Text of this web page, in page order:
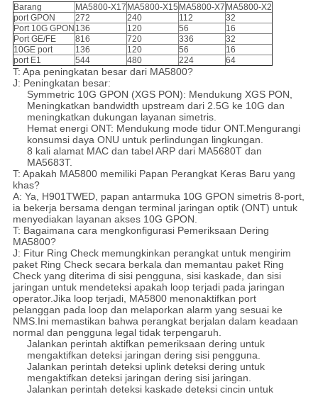
Barang MA5800-X17 MA5800-X15 MA5800-X7 MA5800-X2
port GPON
272 240 112
32
Port 10G GPON 136 120 56
16
Port GE/FE
816 720 336
32
10GE port
136 120 56
16
port E1
544 480 224 64
T: Apa peningkatan besar dari MA5800?
J: Peningkatan besar:
Symmetric 10G GPON (XGS PON): Mendukung XGS PON,
Meningkatkan bandwidth upstream dari 2.5G ke 10G dan
meningkatkan dukungan layanan simetris.
Hemat energi ONT: Mendukung mode tidur ONT.Mengurangi
konsumsi daya ONU untuk perlindungan lingkungan.
8 kali alamat MAC dan tabel ARP dari MA5680T dan
MA5683T.
T: Apakah MA5800 memiliki Papan Perangkat Keras Baru yang
khas?
A: Ya, H901TWED, papan antarmuka 10G GPON simetris 8-port,
ia bekerja bersama dengan terminal jaringan optik (ONT) untuk
menyediakan layanan akses 10G GPON.
T: Bagaimana cara mengkonfigurasi Pemeriksaan Dering
MA5800?
J: Fitur Ring Check memungkinkan perangkat untuk mengirim
paket Ring Check secara berkala dan memantau paket Ring
Check yang diterima di sisi pengguna, sisi kaskade, dan sisi
jaringan untuk mendeteksi apakah loop terjadi pada jaringan
operator.Jika loop terjadi, MA5800 menonaktifkan port
pelanggan pada loop dan melaporkan alarm yang sesuai ke
NMS.Ini memastikan bahwa perangkat berjalan dalam keadaan
normal dan pengguna legal tidak terpengaruh.
Jalankan perintah aktifkan pemeriksaan dering untuk
mengaktifkan deteksi jaringan dering sisi pengguna.
Jalankan perintah deteksi uplink deteksi dering untuk
mengaktifkan deteksi jaringan dering sisi jaringan.
Jalankan perintah deteksi kaskade deteksi cincin untuk